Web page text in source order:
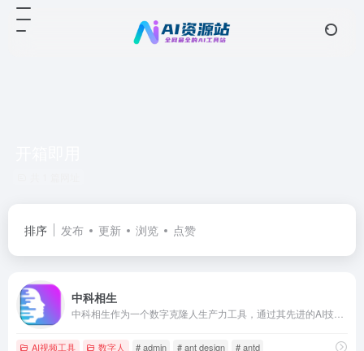
排序 发布 更新 浏览 点赞
中科相生
AI视频工具 数字人 # admin # ant design # antd